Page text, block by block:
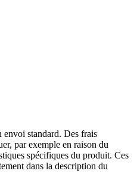
envoi standard. Des frais
par exemple en raison du
spécifiques du produit. Ces
dans la description du